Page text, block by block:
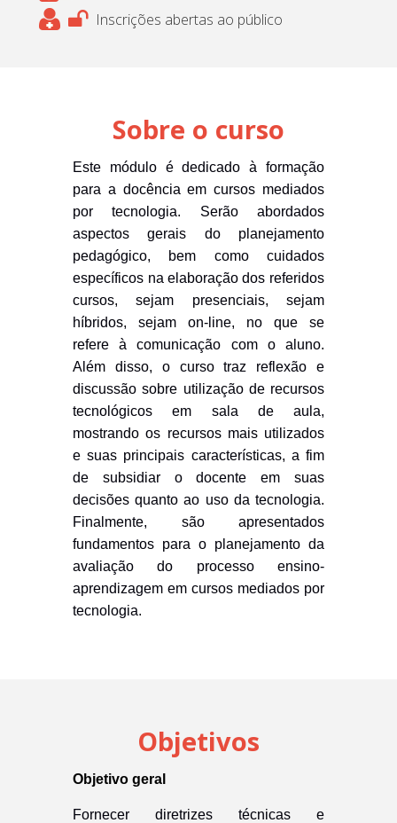
Inscrições abertas ao público
Sobre o curso
Este módulo é dedicado à formação
para a docência emcursos mediados
por tecnologia. Serão abordados
aspectos gerais do planejamento
pedagógico, bem como cuidados
específicos na elaboração dos referidos
cursos, sejam presenciais, sejam
híbridos, sejam on-line, no que se
refere à comunicação com o aluno.
Além disso, o curso traz reflexão e
discussão sobre utilização de recursos
tecnológicos em sala de aula,
mostrando os recursos mais utilizados
e suas principais características, a fim
de subsidiar o docente em suas
decisões quanto ao uso da tecnologia.
Finalmente, são apresentados
fundamentos para o planejamento da
avaliação do processo ensino-
aprendizagem em cursos mediados por
tecnologia.
Objetivos
Objetivo geral
Fornecer diretrizes técnicas e